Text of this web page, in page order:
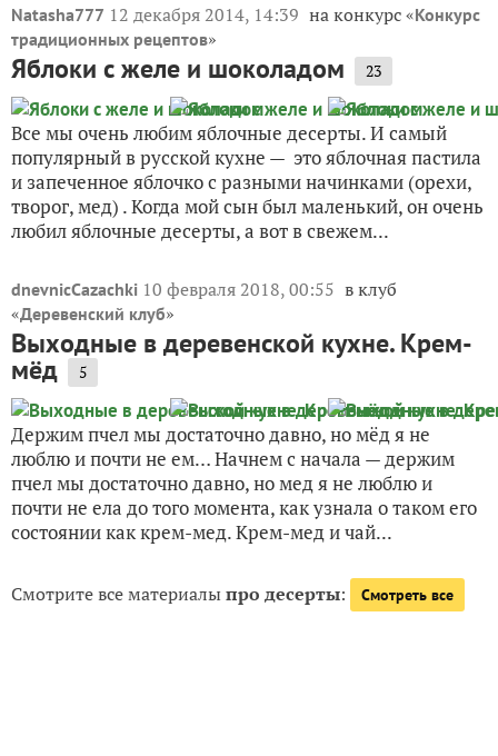
Natasha777 12 декабря 2014, 14:39 на конкурс «Конкурс
традиционных рецептов»
Яблоки с желе и шоколадом 23
Все мы очень любим яблочные десерты. И самый
популярный в русской кухне — это яблочная пастила
и запеченное яблочко с разными начинками (орехи,
творог, мед) . Когда мой сын был маленький, он очень
любил яблочные десерты, а вот в свежем...
dnevnicCazachki 10 февраля 2018, 00:55 в клуб
«Деревенский клуб»
Выходные в деревенской кухне. Крем-
мёд 5
Держим пчел мы достаточно давно, но мёд я не
люблю и почти не ем… Начнем с начала — держим
пчел мы достаточно давно, но мед я не люблю и
почти не ела до того момента, как узнала о таком его
состоянии как крем-мед. Крем-мед и чай...
Смотрите все материалыпро десерты: Смотреть все